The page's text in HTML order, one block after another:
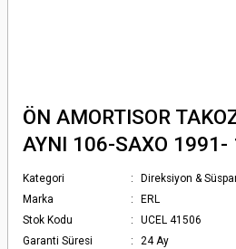
ÖN AMORTISOR
AYNI 106-SAXO 1991-
Kategori
Direksiyon &
Marka
ERL
Stok Kodu
UCEL 41506
Garanti Süresi
24 Ay